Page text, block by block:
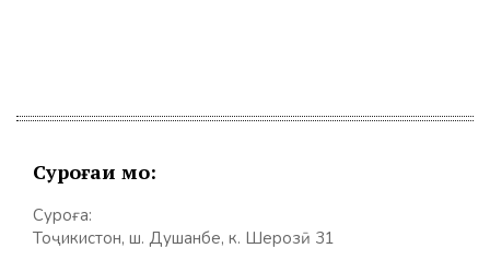
Суроғаи мо:
Суроға:
Тоҷикистон, ш. Душанбе, к. Шерозӣ 31